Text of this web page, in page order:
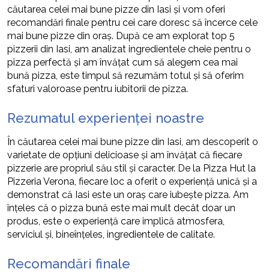
căutarea celei mai bune pizze din Iasi și vom oferi
recomandări finale pentru cei care doresc să încerce cele
mai bune pizze din oraș. După ce am explorat top 5
pizzerii din Iasi, am analizat ingredientele cheie pentru o
pizza perfectă și am învățat cum să alegem cea mai
bună pizza, este timpul să rezumăm totul și să oferim
sfaturi valoroase pentru iubitorii de pizza.
Rezumatul experienței noastre
În căutarea celei mai bune pizze din Iasi, am descoperit o
varietate de opțiuni delicioase și am învățat că fiecare
pizzerie are propriul său stil și caracter. De la Pizza Hut la
Pizzeria Verona, fiecare loc a oferit o experiență unică și a
demonstrat că Iasi este un oraș care iubește pizza. Am
înțeles că o pizza bună este mai mult decât doar un
produs, este o experiență care implică atmosfera,
serviciul și, bineînțeles, ingredientele de calitate.
Recomandări finale